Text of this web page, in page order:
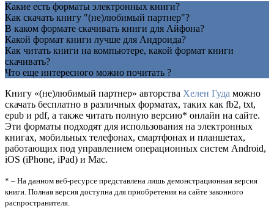
Какие есть форматы электронных книги?
Как скачать книгу "(не)любимый партнер"?
В каком формате скачивать книги для Айфона?
Какой формат книги лучше для Андроида?
Как читать книги на компьютере, какой формат книги
скачивать?
Что еще интересного можно почитать ?
Книгу «(не)любимый партнер» авторства Хелен Гуда можно
скачать бесплатно в различных форматах, таких как fb2, txt,
epub и pdf, а также читать полную версию* онлайн на сайте.
Эти форматы подходят для использования на электронных
книгах, мобильных телефонах, смартфонах и планшетах,
работающих под управлением операционных систем Android,
iOS (iPhone, iPad) и Mac.
* – На данном веб-ресурсе представлена лишь демонстрационная версия
книги. Полная версия доступна для приобретения на сайте законного
распространителя.